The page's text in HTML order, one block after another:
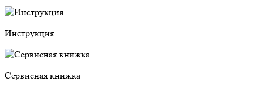
Инструкция
Сервисная книжка